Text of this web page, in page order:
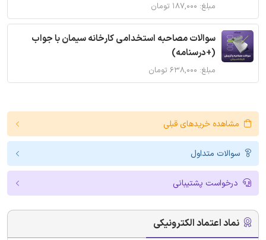
مبلغ: ۱۸۷,۰۰۰ تومان
سوالات مصاحبه استخدامی کارخانه سیمان با جواب
(+درسنامه)
مبلغ: ۶۳۸,۰۰۰ تومان
مشاهده خریدهای قبلی
سوالات متداول
درخواست پشتیبانی
نماد اعتماد الکترونیکی